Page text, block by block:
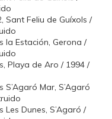
Sant Feliu de Guíxols /
la Estación, Gerona /
Playa de Aro / 1994 /
Mar, S’Agaró
Dunes, S’Agaró /